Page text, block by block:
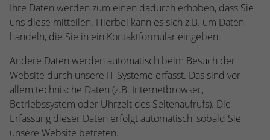
Ihre Daten werden zum einen dadurch erhoben, dass Sie
uns diese mitteilen. Hierbei kann es sich z.B. um Daten
handeln, die Sie in ein Kontaktformular eingeben.
Andere Daten werden automatisch beim Besuch der
Website durch unsere IT-Systeme erfasst. Das sind vor
allem technische Daten (z.B. Internetbrowser,
Betriebssystem oder Uhrzeit des Seitenaufrufs). Die
Erfassung dieser Daten erfolgt automatisch, sobald Sie
unsere Website betreten.
Zugang zu geschützten Bereichen gewährt.
weisen eine randoly generierte Nummer
zu, um eindeutige Besucher zu
identifizieren.
Name _gid
Anbieter Google Analytics
Laufzeit 1 Tag